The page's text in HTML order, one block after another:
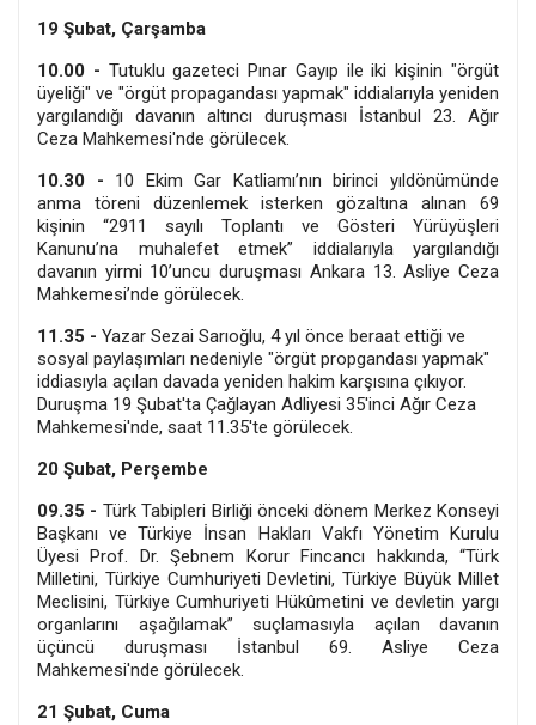
19 Şubat, Çarşamba
10.00 - Tutuklu gazeteci Pınar Gayıp ile iki kişinin "örgüt
üyeliği" ve "örgüt propagandası yapmak" iddialarıyla yeniden
yargılandığı davanın altıncı duruşması İstanbul 23. Ağır
Ceza Mahkemesi'nde görülecek.
10.30 - 10 Ekim Gar Katliamı’nın birinci yıldönümünde
anma töreni düzenlemek isterken gözaltına alınan 69
kişinin “2911 sayılı Toplantı ve Gösteri Yürüyüşleri
Kanunu’na muhalefet etmek” iddialarıyla yargılandığı
davanın yirmi 10’uncu duruşması Ankara 13. Asliye Ceza
Mahkemesi’nde görülecek.
11.35 - Yazar Sezai Sarıoğlu, 4 yıl önce beraat ettiği ve
sosyal paylaşımları nedeniyle "örgüt propgandası yapmak"
iddiasıyla açılan davada yeniden hakim karşısına çıkıyor.
Duruşma 19 Şubat'ta Çağlayan Adliyesi 35'inci Ağır Ceza
Mahkemesi'nde, saat 11.35'te görülecek.
20 Şubat, Perşembe
09.35 - Türk Tabipleri Birliği önceki dönem Merkez Konseyi
Başkanı ve Türkiye İnsan Hakları Vakfı Yönetim Kurulu
Üyesi Prof. Dr. Şebnem Korur Fincancı hakkında, “Türk
Milletini, Türkiye Cumhuriyeti Devletini, Türkiye Büyük Millet
Meclisini, Türkiye Cumhuriyeti Hükûmetini ve devletin yargı
organlarını aşağılamak” suçlamasıyla açılan davanın
üçüncü duruşması İstanbul 69. Asliye Ceza
Mahkemesi'nde görülecek.
21 Şubat, Cuma